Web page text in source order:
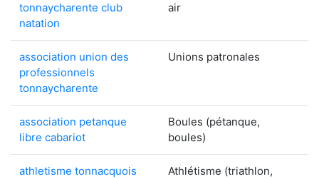
tonnaycharente club
natation
air
association union des
professionnels
tonnaycharente
Unions patronales
association petanque
libre cabariot
Boules (pétanque,
boules)
athletisme tonnacquois
Athlétisme (triathlon,